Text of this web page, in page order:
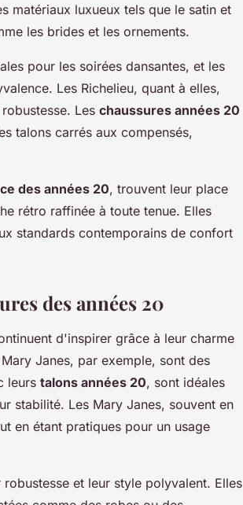
matériaux luxueux tels que le satin et
les brides et les ornements.
pour les soirées dansantes, et les
Les Richelieu, quant à elles,
Les chaussures années 20
talons carrés aux compensés,
des années 20, trouvent leur place
rétro raffinée à toute tenue. Elles
standards contemporains de confort
des années 20
d'inspirer grâce à leur charme
Janes, par exemple, sont des
leurs talons années 20, sont idéales
stabilité. Les Mary Janes, souvent en
en étant pratiques pour un usage
et leur style polyvalent. Elles